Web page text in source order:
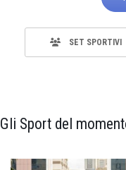
SET SPORTIVI
Gli Sport del